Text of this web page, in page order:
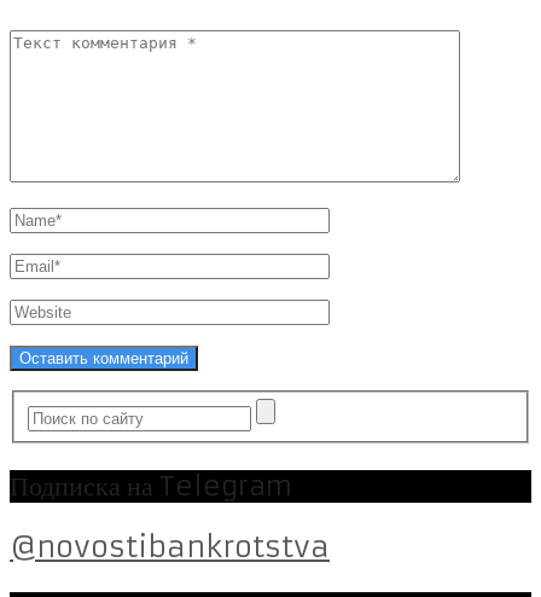
Подписка на Telegram
@novostibankrotstva